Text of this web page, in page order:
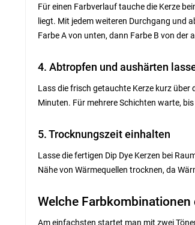
Für einen Farbverlauf tauche die Kerze
liegt. Mit jedem weiteren Durchgang und
Farbe A von unten, dann Farbe B von der
4. Abtropfen und aushärten
Lass die frisch getauchte Kerze kurz
Minuten. Für mehrere Schichten warte,
5. Trocknungszeit einhalten
Lasse die fertigen Dip Dye Kerzen bei
Nähe von Wärmequellen trocknen, da
Welche Farbkombinationen
Am einfachsten startet man mit zwei